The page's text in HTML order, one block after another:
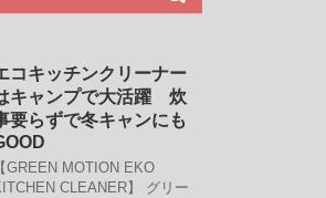
コキッチンクリーナー
キャンプで大活躍 炊
要らずで冬キャンにも
【GREEN MOTION EKO
CLEANER】 グリー